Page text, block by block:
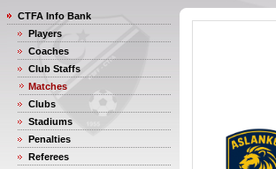
CTFA Info Bank
Players
Coaches
Club Staffs
Matches
Clubs
Stadiums
Penalties
Referees